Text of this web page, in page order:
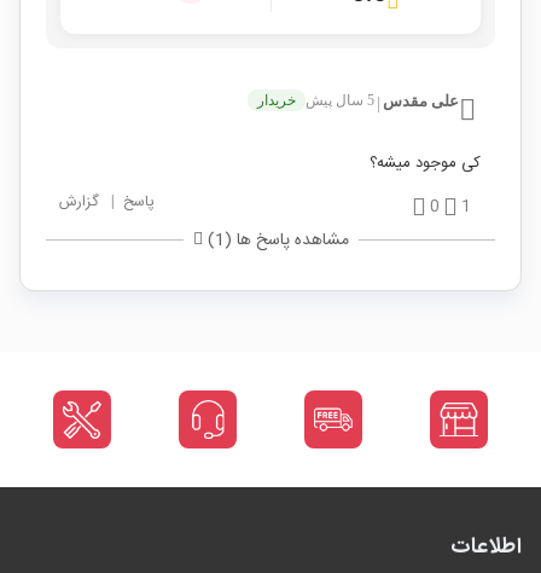
علی مقدس | 5 سال پیش خریدار
کی موجود میشه؟
1
0 پاسخ | گزارش
مشاهده پاسخ ها (1)
اطلاعات